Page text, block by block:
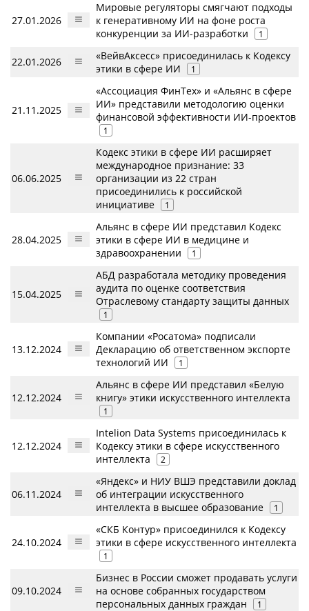
27.01.2026
Мировые регуляторы смягчают подходы
к генеративному ИИ на фоне роста
конкуренции за ИИ-разработки
1
22.01.2026
«ВейвАксесс» присоединилась к Кодексу
этики в сфере ИИ
1
21.11.2025
«Ассоциация ФинТех» и «Альянс в сфере
ИИ» представили методологию оценки
финансовой эффективности ИИ-проектов
1
06.06.2025
Кодекс этики в сфере ИИ расширяет
международное признание: 33
организации из 22 стран
присоединились к российской
инициативе
1
28.04.2025
Альянс в сфере ИИ представил Кодекс
этики в сфере ИИ в медицине и
здравоохранении
1
15.04.2025
АБД разработала методику проведения
аудита по оценке соответствия
Отраслевому стандарту защиты данных
1
13.12.2024
Компании «Росатома» подписали
Декларацию об ответственном экспорте
технологий ИИ
1
12.12.2024
Альянс в сфере ИИ представил «Белую
книгу» этики искусственного интеллекта
1
12.12.2024
Intelion Data Systems присоединилась к
Кодексу этики в сфере искусственного
интеллекта
2
06.11.2024
«Яндекс» и НИУ ВШЭ представили доклад
об интеграции искусственного
интеллекта в высшее образование
1
24.10.2024
«СКБ Контур» присоединился к Кодексу
этики в сфере искусственного интеллекта
1
09.10.2024
Бизнес в России сможет продавать услуги
на основе собранных государством
персональных данных граждан
1